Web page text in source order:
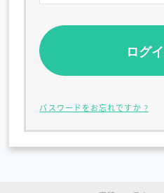
パスワードをお忘れですか ?